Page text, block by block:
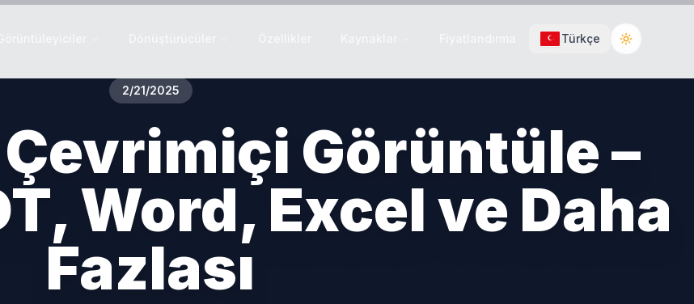
Türkçe Toggle
2/21/2025
Görüntüle –
Word, Excel ve Daha
Fazlası